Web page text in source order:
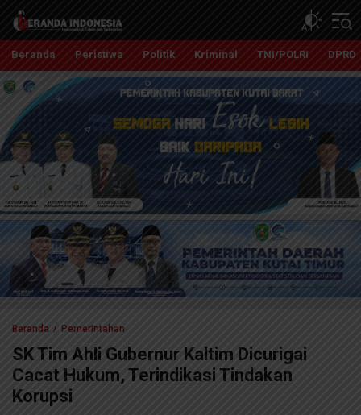
Beranda Indonesia
Independent, Tajam dan Terpercaya
Beranda Peristiwa Politik Kriminal TNI/POLRI DPRD
Beranda Pemerintahan
SK Tim Ahli Gubernur Kaltim Dicurigai
Cacat Hukum, Terindikasi Tindakan
Korupsi